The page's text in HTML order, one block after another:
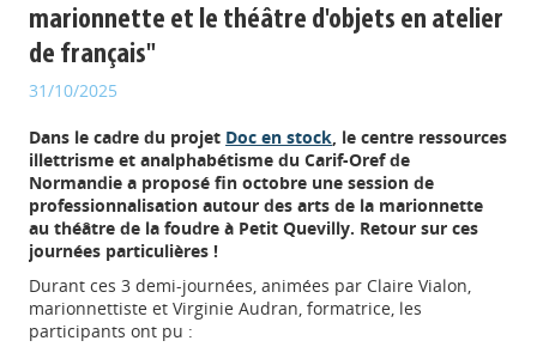
marionnette et le théâtre d'objets en atelier
de français"
31/10/2025
Dans le cadre du projet Doc en stock, le centre ressources
illettrisme et analphabétisme du Carif-Oref de
Normandie a proposé fin octobre une session de
professionnalisation autour des arts de la marionnette
au théâtre de la foudre à Petit Quevilly. Retour sur ces
journées particulières !
Durant ces 3 demi-journées, animées par Claire Vialon,
marionnettiste et Virginie Audran, formatrice, les
participants ont pu :